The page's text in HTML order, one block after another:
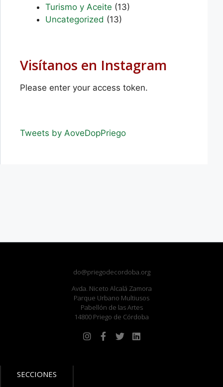
Turismo y Aceite (13)
Uncategorized (13)
Visítanos en Instagram
Please enter your access token.
Tweets by AoveDopPriego
do@priegodecordoba.org
Avda. Niceto Alcalá Zamora
Parque Urbano Multiusos
Pabellón de las Artes
14800 Priego de Córdoba
SECCIONES